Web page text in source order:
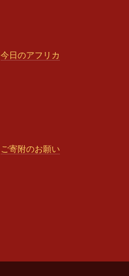
今日のアフリカ
ご寄附のお願い